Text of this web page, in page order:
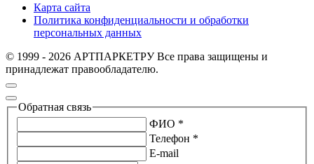
Карта сайта
Политика конфиденциальности и обработки
персональных данных
© 1999 - 2026 АРТПАРКЕТРУ Все права защищены и
принадлежат правообладателю.
Обратная связь
ФИО *
Телефон *
E-mail